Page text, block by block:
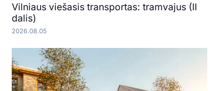
Vilniaus viešasis transportas: tramvajus (II
dalis)
2026.08.05